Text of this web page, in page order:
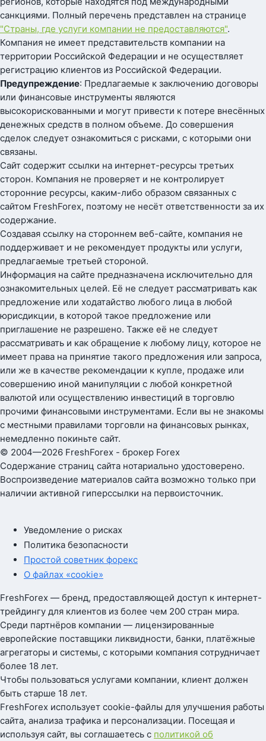
санкциями. Полный перечень представлен на странице
"Страны, где услуги компании не предоставляются".
Компания не имеет представительств компании на
территории Российской Федерации и не осуществляет
регистрацию клиентов из Российской Федерации.
Предупреждение: Предлагаемые к заключению договоры
или финансовые инструменты являются
высокорискованными и могут привести к потере внесённых
денежных средств в полном объеме. До совершения
сделок следует ознакомиться с рисками, с которыми они
связаны.
Сайт содержит ссылки на интернет-ресурсы третьих
сторон. Компания не проверяет и не контролирует
сторонние ресурсы, каким-либо образом связанных с
сайтом FreshForex, поэтому не несёт ответственности за их
содержание.
Создавая ссылку на стороннем веб-сайте, компания не
поддерживает и не рекомендует продукты или услуги,
предлагаемые третьей стороной.
Информация на сайте предназначена исключительно для
ознакомительных целей. Её не следует рассматривать как
предложение или ходатайство любого лица в любой
юрисдикции, в которой такое предложение или
приглашение не разрешено. Также её не следует
рассматривать и как обращение к любому лицу, которое не
имеет права на принятие такого предложения или запроса,
или же в качестве рекомендации к купле, продаже или
совершению иной манипуляции с любой конкретной
валютой или осуществлению инвестиций в торговлю
прочими финансовыми инструментами. Если вы не знакомы
с местными правилами торговли на финансовых рынках,
немедленно покиньте сайт.
© 2004—2026 FreshForex - брокер Forex
Содержание страниц сайта нотариально удостоверено.
Воспроизведение материалов сайта возможно только при
наличии активной гиперссылки на первоисточник.
Уведомление о рисках
Политика безопасности
Простой советник форекс
О файлах «cookie»
FreshForex — бренд, предоставляющей доступ к интернет-
трейдингу для клиентов из более чем 200 стран мира.
Среди партнёров компании — лицензированные
европейские поставщики ликвидности, банки, платёжные
агрегаторы и системы, с которыми компания сотрудничает
более 18 лет.
Чтобы пользоваться услугами компании, клиент должен
быть старше 18 лет.
FreshForex использует cookie-файлы для улучшения работы
сайта, анализа трафика и персонализации. Посещая и
используя сайт, вы соглашаетесь с политикой об